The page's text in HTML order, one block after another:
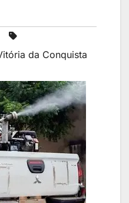
da Conquista